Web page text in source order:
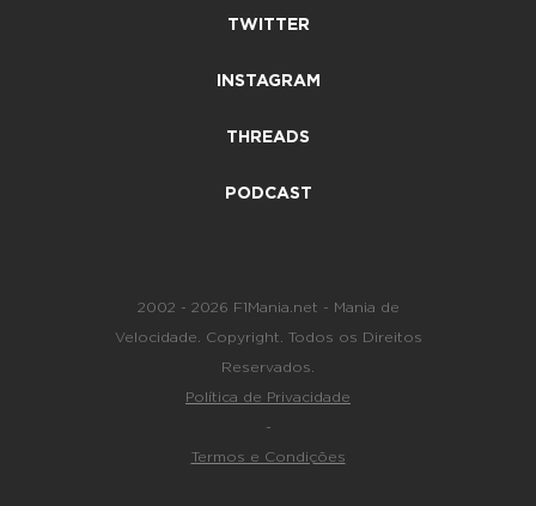
TWITTER
INSTAGRAM
THREADS
PODCAST
2002 - 2026 F1Mania.net - Mania de
Velocidade. Copyright. Todos os Direitos
Reservados.
Política de Privacidade
-
Termos e Condições